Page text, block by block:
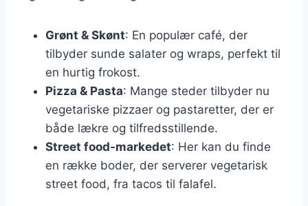
Grønt & Skønt: En populær café, der
tilbyder sunde salater og wraps, perfekt til
en hurtig frokost.
Pizza & Pasta: Mange steder tilbyder nu
vegetariske pizzaer og pastaretter, der er
både lækre og tilfredsstillende.
Street food-markedet: Her kan du finde
en række boder, der serverer vegetarisk
street food, fra tacos til falafel.